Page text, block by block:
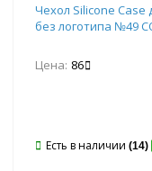
Чехол Silicone Case
без логотипа №49
Цена: 86
Есть в наличии (14)